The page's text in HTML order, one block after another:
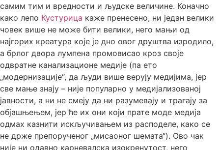
самим тим и вредности и људске величине. Коначно
како лепо Кустурица каже пренесено, ни један велики
човек више не може бити велики, него мањи од
најгорих креатура које је дно овог друштва изродило,
а брлог двора лумпена промовисао кроз своје
одвратне канализационе медије (па ето
„модернизације“, да људи више верују медијима, јер
све мање знају – није популарно у медијализованој
јавности, а ни не смеју да ни разумевају и трагају за
објашњењем, јер ће их они који прате моде медија
одмах казнити искључивањем из расподеле, како се
не држе препорученог „мисаоног шемата“). Ово чак
није ни одавно карневалска изокренутост, него